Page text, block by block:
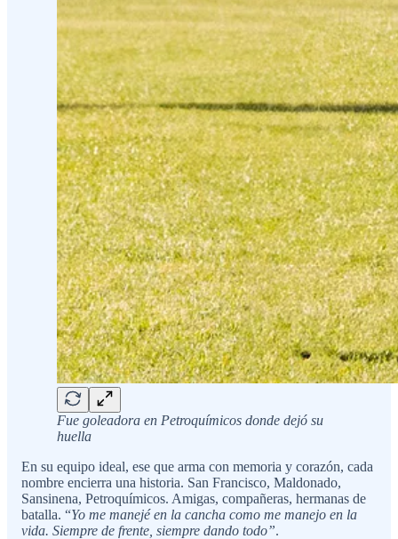
Fue goleadora en Petroquímicos donde dejó su
huella
En su equipo ideal, ese que arma con memoria y corazón, cada
nombre encierra una historia. San Francisco, Maldonado,
Sansinena, Petroquímicos. Amigas, compañeras, hermanas de
batalla. “Yo me manejé en la cancha como me manejo en la
vida. Siempre de frente, siempre dando todo”.